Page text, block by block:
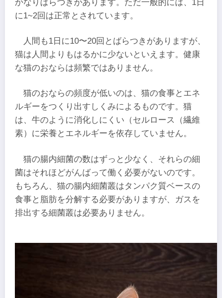
かなりばらつきがあります。ただ一般的には、1日
に1~2回は正常とされています。
人間も1日に10〜20回とばらつきがありますが、
猫は人間よりもはるかに少ないといえます。健康
な猫のおならは頻繁ではありません。
猫のおならの頻度が低いのは、猫の食事とエネ
ルギーをつくり出すしくみによるものです。猫
は、牛のように消化しにくい（セルロース（繊維
素）に栄養とエネルギーを依存していません。
猫の腸内細菌の数はずっと少なく、それらの細
菌はそれほどがんばって働く必要がないのです。
もちろん、猫の腸内細菌叢はタンパク質ベースの
食事と脂肪を分解する必要がありますが、ガスを
排出する細菌叢は必要ありません。